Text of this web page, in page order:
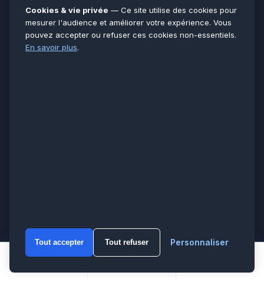
Chauffage
Électricité
Clim & PAC
Tarifs & devis
Contact & devis
Documentation
Plan du site
Cookies & vie privée — Ce site utilise des cookies pour
mesurer l'audience et améliorer votre expérience. Vous
pouvez accepter ou refuser ces cookies non-essentiels.
En savoir plus.
Tout accepter Tout refuser Personnaliser